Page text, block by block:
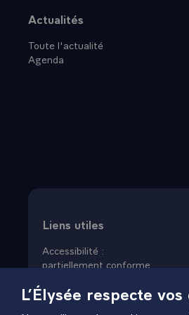
Plan du site
Actualités
Toute l'actualité
Agenda
Liens utiles
Accessibilité :
partiellement conforme
Mentions légales
Gestion des cookies
L’Élysée respecte